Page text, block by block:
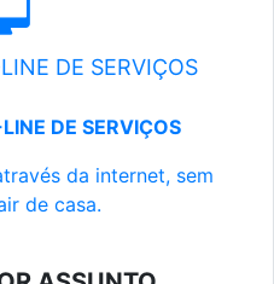
DE SERVIÇOS
DE SERVIÇOS
da internet, sem
de casa.